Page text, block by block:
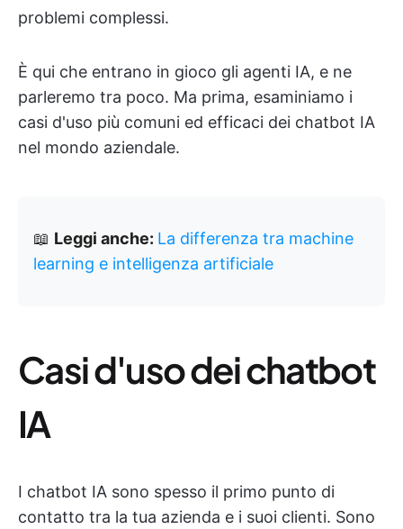
problemi complessi.
È qui che entrano in gioco gli agenti IA, e ne
parleremo tra poco. Ma prima, esaminiamo i
casi d'uso più comuni ed efficaci dei chatbot IA
nel mondo aziendale.
📖 Leggi anche: La differenza tra machine
learning e intelligenza artificiale
Casi d'uso dei chatbot
IA
I chatbot IA sono spesso il primo punto di
contatto tra la tua azienda e i suoi clienti. Sono